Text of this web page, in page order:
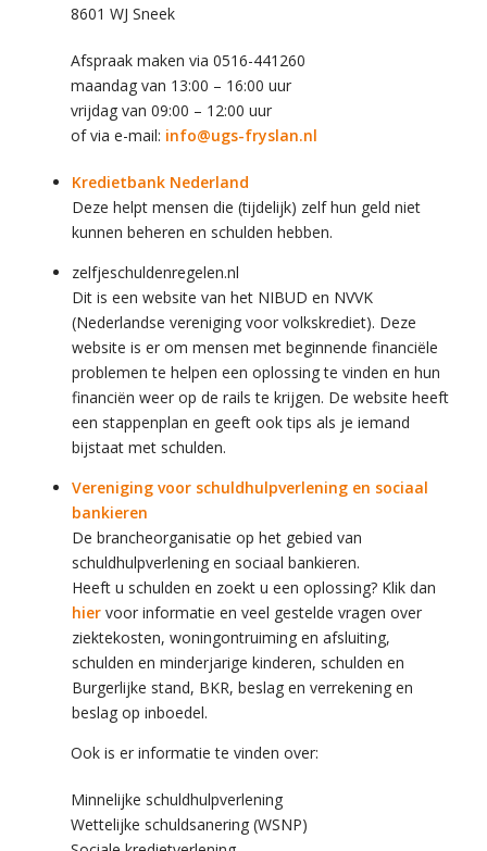
8601 WJ Sneek
Afspraak maken via 0516-441260
maandag van 13:00 – 16:00 uur
vrijdag van 09:00 – 12:00 uur
of via e-mail: info@ugs-fryslan.nl
Kredietbank Nederland
Deze helpt mensen die (tijdelijk) zelf hun geld niet
kunnen beheren en schulden hebben.
zelfjeschuldenregelen.nl
Dit is een website van het NIBUD en NVVK
(Nederlandse vereniging voor volkskrediet). Deze
website is er om mensen met beginnende financiële
problemen te helpen een oplossing te vinden en hun
financiën weer op de rails te krijgen. De website heeft
een stappenplan en geeft ook tips als je iemand
bijstaat met schulden.
Vereniging voor schuldhulpverlening en sociaal
bankieren
De brancheorganisatie op het gebied van
schuldhulpverlening en sociaal bankieren.
Heeft u schulden en zoekt u een oplossing? Klik dan
hiervoor informatie en veel gestelde vragen over
ziektekosten, woningontruiming en afsluiting,
schulden en minderjarige kinderen, schulden en
Burgerlijke stand, BKR, beslag en verrekening en
beslag op inboedel.
Ook is er informatie te vinden over:
Minnelijke schuldhulpverlening
Wettelijke schuldsanering (WSNP)